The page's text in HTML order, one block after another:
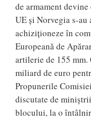
de armament
UE și Norvegia s-au
achiziționeze în
Europeană de
artilerie de 155
miliard de euro
Propunerile
discutate de
blocului, la o